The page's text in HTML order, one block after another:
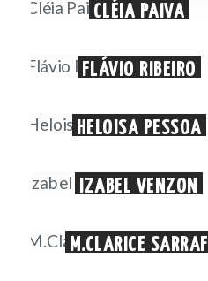
CLÉIA PAIVA
FLÁVIO RIBEIRO
HELOISA PESSOA
IZABEL VENZON
M.CLARICE SARRAF